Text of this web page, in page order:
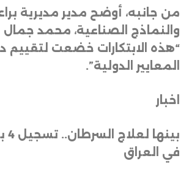
من جانبه، أوضح مدير مديرية
والنماذج الصناعية، محمد
“هذه الابتكارات خضعت
المعايير الدولية”.
اخبار
في العراق